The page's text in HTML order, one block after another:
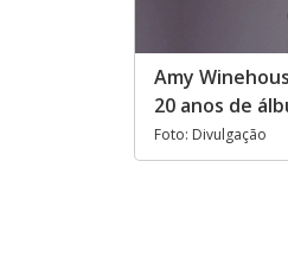
Amy
20 anos de
Foto: Divulgação